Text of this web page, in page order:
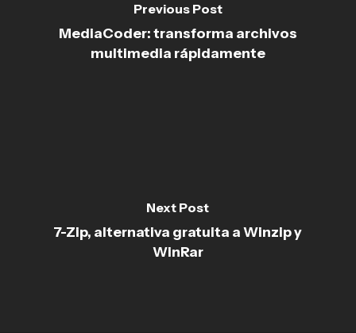
Previous Post
MediaCoder: transforma archivos
multimedia rápidamente
Next Post
7-Zip, alternativa gratuita a Winzip y
WinRar